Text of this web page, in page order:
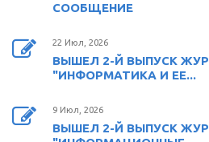
СООБЩЕНИЕ
22 Июл, 2026
ВЫШЕЛ 2-Й ВЫПУСК
"ИНФОРМАТИКА И ЕЕ...
9 Июл, 2026
ВЫШЕЛ 2-Й ВЫПУСК